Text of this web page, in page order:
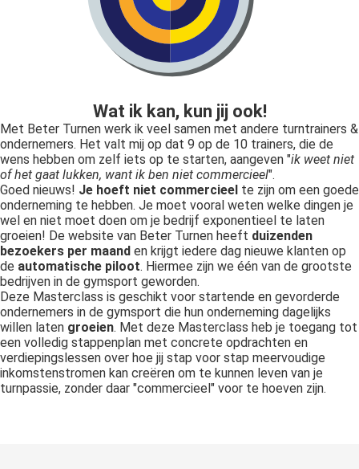
Wat ik kan, kun jij ook!
Met Beter Turnen werk ik veel samen met andere turntrainers &
ondernemers. Het valt mij op dat 9 op de 10 trainers, die de
wens hebben om zelf iets op te starten, aangeven "ik weet niet
of het gaat lukken, want ik ben niet commercieel".
Goed nieuws! Je hoeft niet commercieel te zijn om een goede
onderneming te hebben. Je moet vooral weten welke dingen je
wel en niet moet doen om je bedrijf exponentieel te laten
groeien! De website van Beter Turnen heeft duizenden
bezoekers per maand en krijgt iedere dag nieuwe klanten op
de automatische piloot. Hiermee zijn we één van de grootste
bedrijven in de gymsport geworden.
Deze Masterclass is geschikt voor startende en gevorderde
ondernemers in de gymsport die hun onderneming dagelijks
willen laten groeien. Met deze Masterclass heb je toegang tot
een volledig stappenplan met concrete opdrachten en
verdiepingslessen over hoe jij stap voor stap meervoudige
inkomstenstromen kan creëren om te kunnen leven van je
turnpassie, zonder daar "commercieel" voor te hoeven zijn.